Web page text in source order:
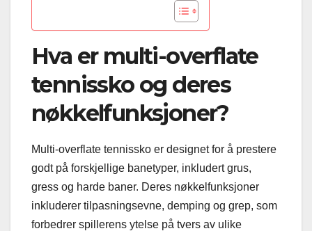
Hva er multi-overflate
tennissko og deres
nøkkelfunksjoner?
Multi-overflate tennissko er designet for å prestere
godt på forskjellige banetyper, inkludert grus,
gress og harde baner. Deres nøkkelfunksjoner
inkluderer tilpasningsevne, demping og grep, som
forbedrer spillerens ytelse på tvers av ulike